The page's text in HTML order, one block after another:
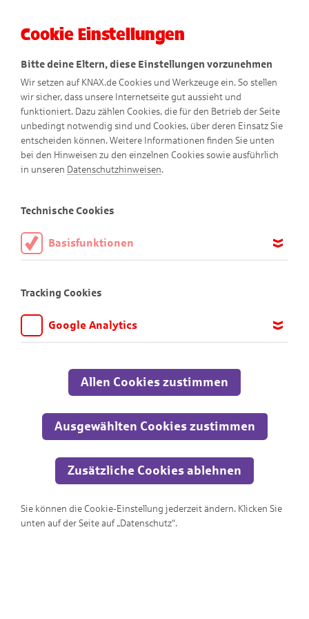
Spielen
KNAXiger Spiel-Spaß!
Wo ist der Ausgang?!?
Cookie Einstellungen
Bitte deine Eltern, diese Einstellungen vorzunehmen
Wir setzen auf KNAX.de Cookies und Werkzeuge ein. So stellen
wir sicher, dass unsere Internetseite gut aussieht und
funktioniert. Dazu zählen Cookies, die für den Betrieb der Seite
unbedingt notwendig sind und Cookies, über deren Einsatz Sie
entscheiden können. Weitere Informationen finden Sie unten
bei den Hinweisen zu den einzelnen Cookies sowie ausführlich
in unseren Datenschutzhinweisen.
Technische Cookies
Basisfunktionen
aktiviert sein.
Tracking Cookies
Google Analytics
anpassen und verbessern können. Aus diesem Grund nutzen wir
Google Analytics. Dieses Werkzeug erfasst die Seitenaufrufe zu
Übertragung anonymisiert.
Allen Cookies zustimmen
Ausgewählten Cookies zustimmen
Zusätzliche Cookies ablehnen
Sie können die Cookie-Einstellung jederzeit ändern. Klicken Sie
unten auf der Seite auf „Datenschutz“.